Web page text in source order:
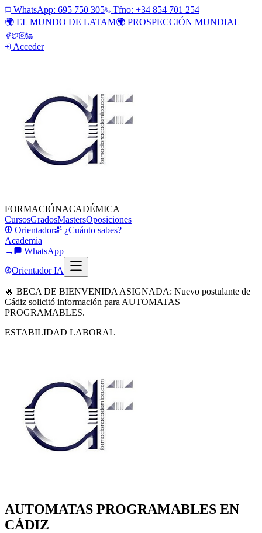
WhatsApp: 695 750 305
Tfno: +34 854 701 254
🌍 EL MUNDO DE LATAM🌍 PROSPECCIÓN MUNDIAL
Acceder
FORMACIÓNACADÉMICA
CursosGradosMastersOposiciones
Orientador
¿Cuánto sabes?
Academia
→
WhatsApp
Orientador IA
🔥 BECA DE BIENVENIDA ASIGNADA: Nuevo postulante de
Cádiz solicitó información para AUTOMATAS
PROGRAMABLES.
ESTABILIDAD LABORAL
AUTOMATAS PROGRAMABLES EN
CÁDIZ